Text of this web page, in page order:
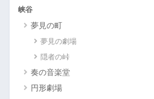
峡谷
夢見の町
夢見の劇場
隠者の峠
奏の音楽堂
円形劇場